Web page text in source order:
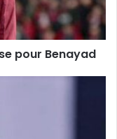
pour Benayad